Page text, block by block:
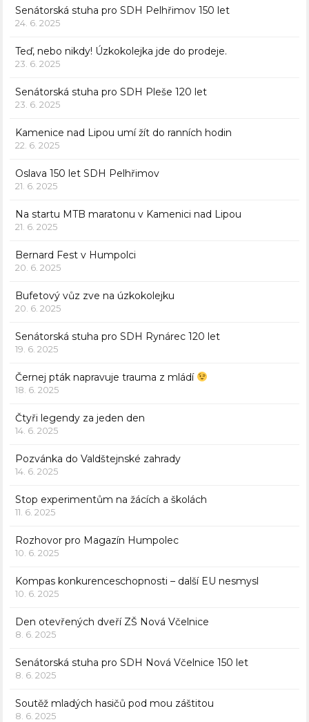
Senátorská stuha pro SDH Pelhřimov 150 let
24. 6. 2025
Teď, nebo nikdy! Úzkokolejka jde do prodeje.
23. 6. 2025
Senátorská stuha pro SDH Pleše 120 let
23. 6. 2025
Kamenice nad Lipou umí žít do ranních hodin
22. 6. 2025
Oslava 150 let SDH Pelhřimov
21. 6. 2025
Na startu MTB maratonu v Kamenici nad Lipou
21. 6. 2025
Bernard Fest v Humpolci
20. 6. 2025
Bufetový vůz zve na úzkokolejku
20. 6. 2025
Senátorská stuha pro SDH Rynárec 120 let
19. 6. 2025
Černej pták napravuje trauma z mládí
18. 6. 2025
Čtyři legendy za jeden den
14. 6. 2025
Pozvánka do Valdštejnské zahrady
14. 6. 2025
Stop experimentům na žácích a školách
11. 6. 2025
Rozhovor pro Magazín Humpolec
10. 6. 2025
Kompas konkurenceschopnosti – další EU nesmysl
10. 6. 2025
Den otevřených dveří ZŠ Nová Včelnice
8. 6. 2025
Senátorská stuha pro SDH Nová Včelnice 150 let
8. 6. 2025
Soutěž mladých hasičů pod mou záštitou
8. 6. 2025